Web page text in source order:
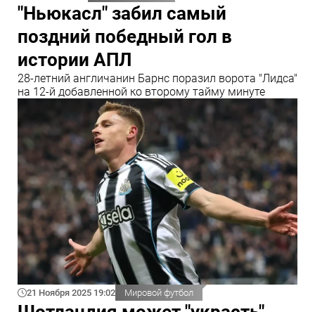
"Ньюкасл" забил самый
поздний победный гол в
истории АПЛ
28‑летний англичанин Барнс поразил ворота "Лидса"
на 12‑й добавленной ко второму тайму минуте
21 Ноября 2025 19:02 Мировой футбол